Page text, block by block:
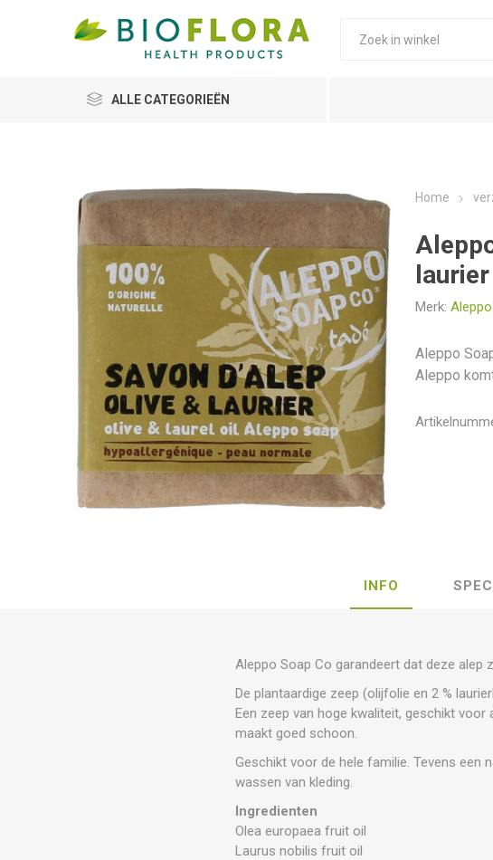
ALLE CATEGORIEËN
Home
laurier
Merk:
Aleppo
Aleppo
INFO
Aleppo Soap Co garandeert dat deze alep
De plantaardige zeep (olijfolie en 2 %
Een zeep van hoge kwaliteit, geschikt voor
maakt goed schoon.
Geschikt voor de hele familie. Tevens een
wassen van kleding.
Ingredienten
Olea europaea fruit oil
Laurus nobilis fruit oil